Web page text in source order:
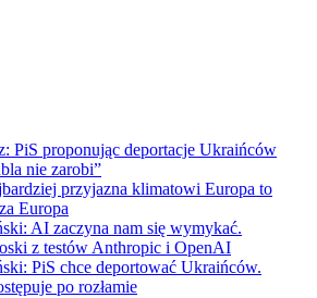
PiS proponując deportacje Ukraińców
nie zarobi”
przyjazna klimatowi Europa to
Europa
AI zaczyna nam się wymykać.
z testów Anthropic i OpenAI
PiS chce deportować Ukraińców.
po rozłamie